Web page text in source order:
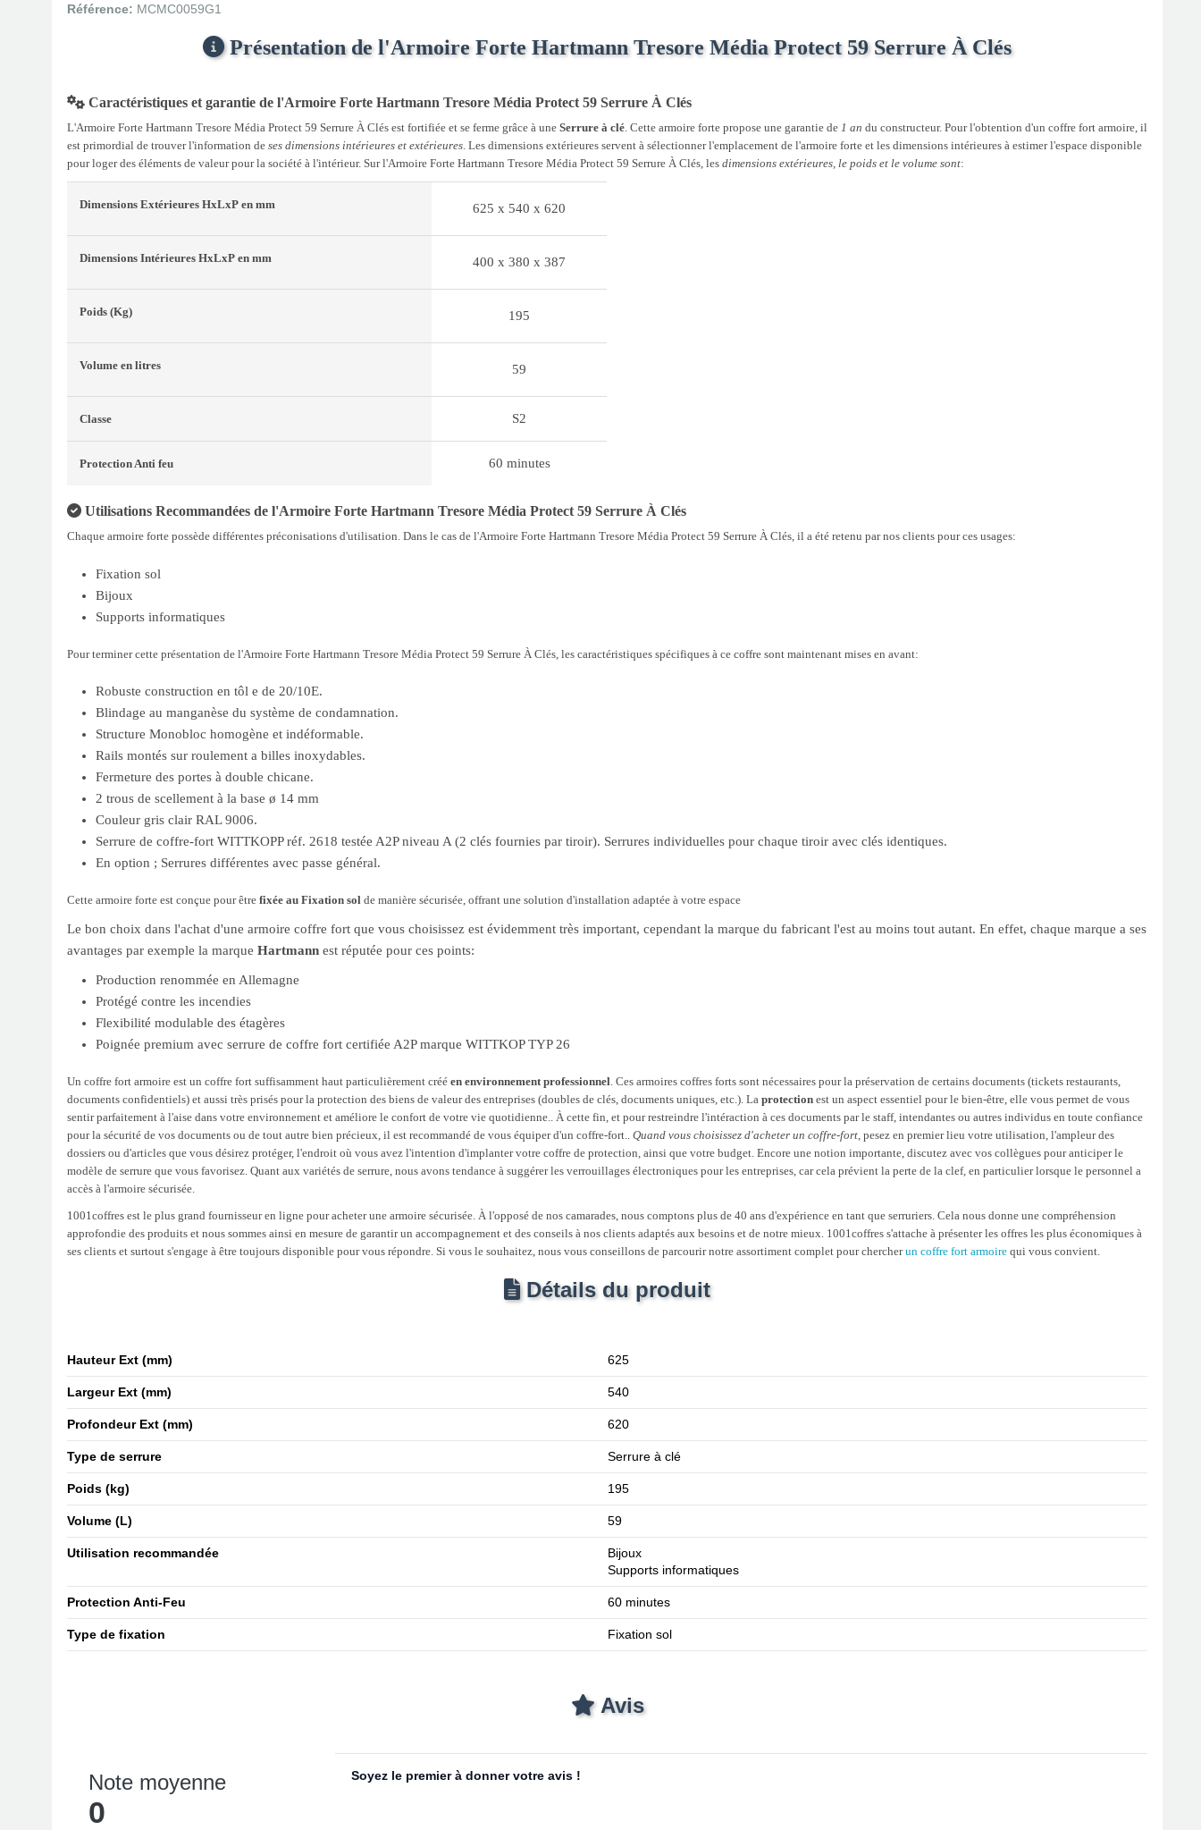
Référence: MCMC0059G1
Présentation de l'Armoire Forte Hartmann Tresore Média Protect 59 Serrure À Clés
Caractéristiques et garantie de l'Armoire Forte Hartmann Tresore Média Protect 59 Serrure À Clés
L'Armoire Forte Hartmann Tresore Média Protect 59 Serrure À Clés est fortifiée et se ferme grâce à une Serrure à clé. Cette armoire forte propose une garantie de 1 an du constructeur. Pour l'obtention d'un coffre fort armoire, il
est primordial de trouver l'information de ses dimensions intérieures et extérieures. Les dimensions extérieures servent à sélectionner l'emplacement de l'armoire forte et les dimensions intérieures à estimer l'espace disponible
pour loger des éléments de valeur pour la société à l'intérieur. Sur l'Armoire Forte Hartmann Tresore Média Protect 59 Serrure À Clés, les dimensions extérieures, le poids et le volume sont:
Dimensions Extérieures HxLxP en mm 625 x 540 x 620
Dimensions Intérieures HxLxP en mm 400 x 380 x 387
Poids (Kg) 195
Volume en litres 59
Classe S2
Protection Anti feu 60 minutes
Utilisations Recommandées de l'Armoire Forte Hartmann Tresore Média Protect 59 Serrure À Clés
Chaque armoire forte possède différentes préconisations d'utilisation. Dans le cas de l'Armoire Forte Hartmann Tresore Média Protect 59 Serrure À Clés, il a été retenu par nos clients pour ces usages:
Fixation sol
Bijoux
Supports informatiques
Pour terminer cette présentation de l'Armoire Forte Hartmann Tresore Média Protect 59 Serrure À Clés, les caractéristiques spécifiques à ce coffre sont maintenant mises en avant:
Robuste construction en tôl e de 20/10E.
Blindage au manganèse du système de condamnation.
Structure Monobloc homogène et indéformable.
Rails montés sur roulement a billes inoxydables.
Fermeture des portes à double chicane.
2 trous de scellement à la base ø 14 mm
Couleur gris clair RAL 9006.
Serrure de coffre-fort WITTKOPP réf. 2618 testée A2P niveau A (2 clés fournies par tiroir). Serrures individuelles pour chaque tiroir avec clés identiques.
En option ; Serrures différentes avec passe général.
Cette armoire forte est conçue pour être fixée au Fixation sol de manière sécurisée, offrant une solution d'installation adaptée à votre espace
Le bon choix dans l'achat d'une armoire coffre fort que vous choisissez est évidemment très important, cependant la marque du fabricant l'est au moins tout autant. En effet, chaque marque a ses
avantages par exemple la marque Hartmann est réputée pour ces points:
Production renommée en Allemagne
Protégé contre les incendies
Flexibilité modulable des étagères
Poignée premium avec serrure de coffre fort certifiée A2P marque WITTKOP TYP 26
Un coffre fort armoire est un coffre fort suffisamment haut particulièrement créé en environnement professionnel . Ces armoires coffres forts sont nécessaires pour la préservation de certains documents (tickets restaurants,
documents confidentiels) et aussi très prisés pour la protection des biens de valeur des entreprises (doubles de clés, documents uniques, etc.). La protection est un aspect essentiel pour le bien-être, elle vous permet de vous
sentir parfaitement à l'aise dans votre environnement et améliore le confort de votre vie quotidienne.. À cette fin, et pour restreindre l'intéraction à ces documents par le staff, intendantes ou autres individus en toute confiance
pour la sécurité de vos documents ou de tout autre bien précieux, il est recommandé de vous équiper d'un coffre-fort.. Quand vous choisissez d'acheter un coffre-fort , pesez en premier lieu votre utilisation, l'ampleur des
dossiers ou d'articles que vous désirez protéger, l'endroit où vous avez l'intention d'implanter votre coffre de protection, ainsi que votre budget. Encore une notion importante, discutez avec vos collègues pour anticiper le
modèle de serrure que vous favorisez. Quant aux variétés de serrure, nous avons tendance à suggérer les verrouillages électroniques pour les entreprises, car cela prévient la perte de la clef, en particulier lorsque le personnel a
accès à l'armoire sécurisée.
1001coffres est le plus grand fournisseur en ligne pour acheter une armoire sécurisée. À l'opposé de nos camarades, nous comptons plus de 40 ans d'expérience en tant que serruriers. Cela nous donne une compréhension
approfondie des produits et nous sommes ainsi en mesure de garantir un accompagnement et des conseils à nos clients adaptés aux besoins et de notre mieux. 1001coffres s'attache à présenter les offres les plus économiques à
ses clients et surtout s'engage à être toujours disponible pour vous répondre. Si vous le souhaitez, nous vous conseillons de parcourir notre assortiment complet pour chercherun coffre fort armoire qui vous convient.
Détails du produit
Hauteur Ext (mm) 625
Largeur Ext (mm) 540
Profondeur Ext (mm) 620
Type de serrure Serrure à clé
Poids (kg) 195
Volume (L) 59
Utilisation recommandée
Bijoux
Supports informatiques
Protection Anti-Feu 60 minutes
Type de fixation Fixation sol
Avis
Note moyenne
0
Soyez le premier à donner votre avis !